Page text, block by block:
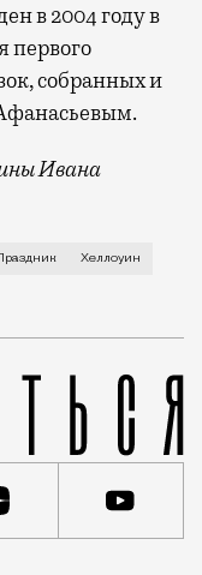
в 2004 году в
первого
собранных и
Ивана
общественники
Хеллоуин